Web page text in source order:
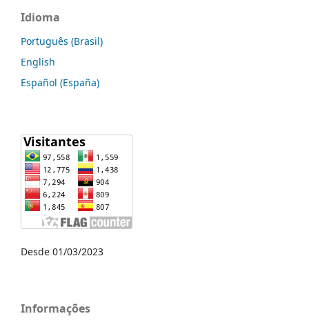
Idioma
Português (Brasil)
English
Español (España)
Desde 01/03/2023
Informações